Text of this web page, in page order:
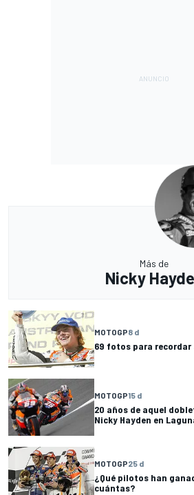
Más de
Nicky
MOTOGP8 d
69 fotos para recordar
MOTOGP15 d
20 años de aquel
Nicky Hayden en
MOTOGP25 d
¿Qué pilotos han
cuántas?